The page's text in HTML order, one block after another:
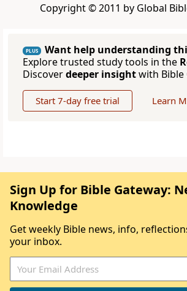
Copyright © 2011 by Global
PLUS
Want help understanding
Explore trusted study tools in the
Discoverdeeper insightwith Bible
Start 7-day free trial Learn
Sign Up for Bible Gateway:
Knowledge
Get weekly Bible news, info,
your inbox.